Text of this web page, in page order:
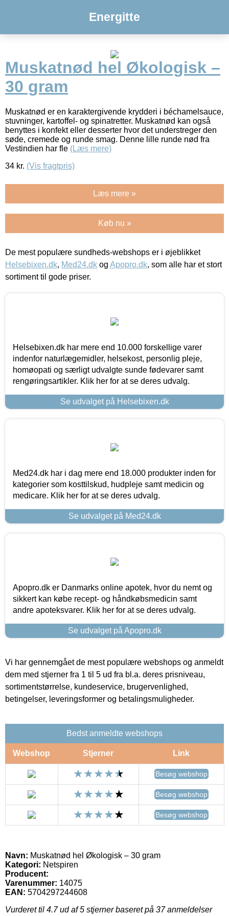
Energitte
Muskatnød hel Økologisk –
30 gram
Muskatnød er en karaktergivende krydderi i béchamelsauce,
stuvninger, kartoffel- og spinatretter. Muskatnød kan også
benyttes i konfekt eller desserter hvor det understreger den
søde, cremede og runde smag. Denne lille runde nød fra
Vestindien har fle (Læs mere)
34 kr. (Vis fragtpris)
Læs mere »
Køb nu »
De mest populære sundheds-webshops er i øjeblikket
Helsebixen.dk, Med24.dk og Apopro.dk, som alle har et stort
sortiment til gode priser.
Helsebixen.dk har mere end 10.000 forskellige varer
indenfor naturlægemidler, helsekost, personlig pleje,
homøopati og særligt udvalgte sunde fødevarer samt
rengøringsartikler. Klik her for at se deres udvalg.
Se udvalget på Helsebixen.dk
Med24.dk har i dag mere end 18.000 produkter inden for
kategorier som kosttilskud, hudpleje samt medicin og
medicare. Klik her for at se deres udvalg.
Se udvalget på Med24.dk
Apopro.dk er Danmarks online apotek, hvor du nemt og
sikkert kan købe recept- og håndkøbsmedicin samt
andre apoteksvarer. Klik her for at se deres udvalg.
Se udvalget på Apopro.dk
Vi har gennemgået de mest populære webshops og anmeldt
dem med stjerner fra 1 til 5 ud fra bl.a. deres prisniveau,
sortimentstørrelse, kundeservice, brugervenlighed,
betingelser, leveringsformer og betalingsmuligheder.
Bedst anmeldte webshops
Webshop Stjerner Link
Besøg webshop
Besøg webshop
Besøg webshop
Navn: Muskatnød hel Økologisk – 30 gram
Kategori: Netspiren
Producent:
Varenummer: 14075
EAN: 5704297244608
Vurderet til 4.7ud af 5 stjerner baseret på 37anmeldelser